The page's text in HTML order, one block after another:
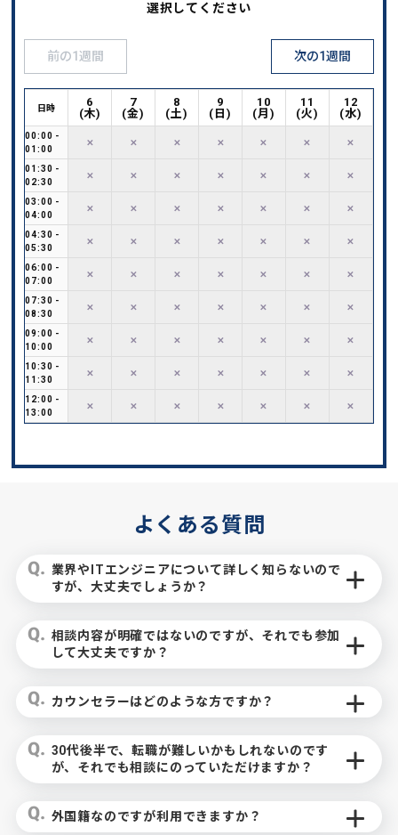
選択してください
前の1週間 次の1週間
日時
00:00 -
01:00
01:30 -
02:30
03:00 -
04:00
04:30 -
05:30
06:00 -
07:00
07:30 -
08:30
09:00 -
10:00
10:30 -
11:30
12:00 -
13:00
6
(木)
✕
✕
✕
✕
✕
✕
✕
✕
✕
7
(金)
✕
✕
✕
✕
✕
✕
✕
✕
✕
8
(土)
✕
✕
✕
✕
✕
✕
✕
✕
✕
9
( 日 )
✕
✕
✕
✕
✕
✕
✕
✕
✕
10
(月 )
✕
✕
✕
✕
✕
✕
✕
✕
✕
11
(火)
✕
✕
✕
✕
✕
✕
✕
✕
✕
12
(水)
✕
✕
✕
✕
✕
✕
✕
✕
✕
よくある質問
業界やITエンジニアについて詳しく知らないので
すが、大丈夫でしょうか？
相談内容が明確ではないのですが、それでも参加
して大丈夫ですか？
カウンセラーはどのような方ですか？
30代後半で、転職が難しいかもしれないのです
が、それでも相談にのっていただけますか？
外国籍なのですが利用できますか？